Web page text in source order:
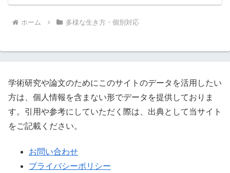
ホーム 多様な生き方・個別対応
学術研究や論文のためにこのサイトのデータを活用したい
方は、個人情報を含まない形でデータを提供しておりま
す。引用や参考にしていただく際は、出典として当サイト
をご記載ください。
お問い合わせ
プライバシーポリシー